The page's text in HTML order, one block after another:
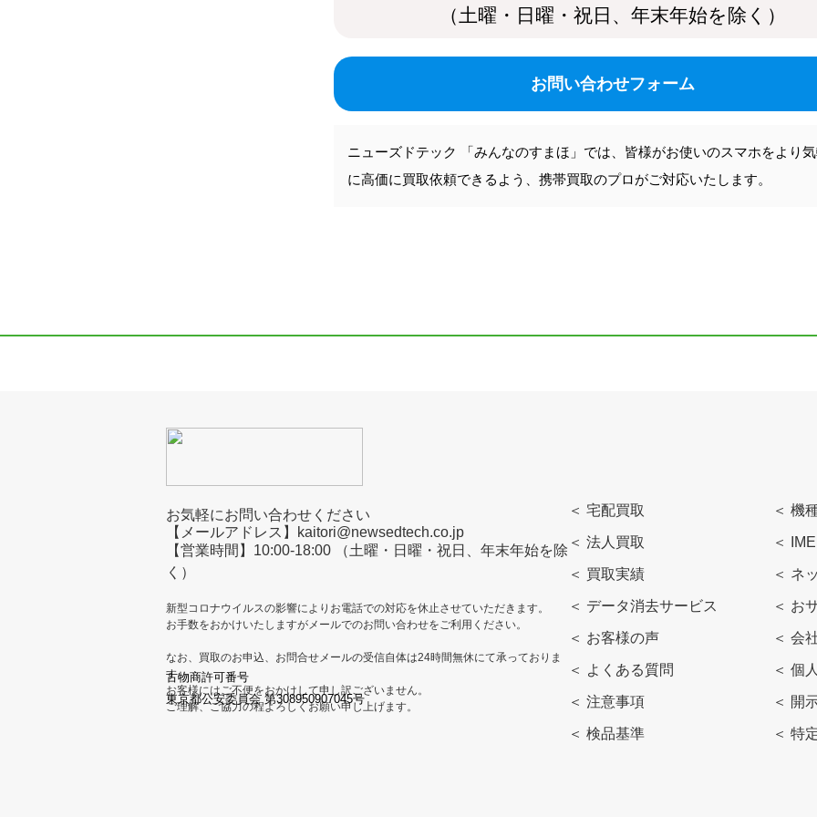
（土曜・日曜・祝日、年末年始を除く）
お問い合わせフォーム
ニューズドテック 「みんなのすまほ」では、皆様がお使いのスマホをより
に高価に買取依頼できるよう、携帯買取のプロがご対応いたします。
お気軽にお問い合わせください
【メールアドレス】kaitori@newsedtech.co.jp
【営業時間】10:00-18:00 （土曜・日曜・祝日、年末年始を除
く）
新型コロナウイルスの影響によりお電話での対応を休止させていただきます。
お手数をおかけいたしますがメールでのお問い合わせをご利用ください。
なお、買取のお申込、お問合せメールの受信自体は24時間無休にて承っておりま
す。
お客様にはご不便をおかけして申し訳ございません。
ご理解、ご協力の程よろしくお願い申し上げます。
古物商許可番号
東京都公安委員会 第308950907045号
＜ 宅配買取
＜ 法人買取
＜ 買取実績
＜ データ消去サービス
＜ お客様の声
＜ よくある質問
＜ 注意事項
＜ 検品基準
＜ 機
＜
＜ ネ
＜ お
＜ 会
＜ 個
＜ 開
＜ 特